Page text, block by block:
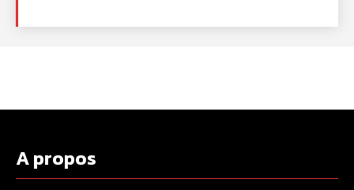
A propos